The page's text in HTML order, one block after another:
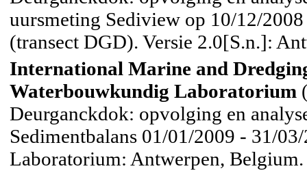
uursmeting Sediview op 10/12/
(transect DGD). Versie 2.0[S.n.]:
International Marine and
Waterbouwkundig Laboratorium
Deurganckdok: opvolging en
Sedimentbalans 01/01/2009 - 31/
Laboratorium: Antwerpen,